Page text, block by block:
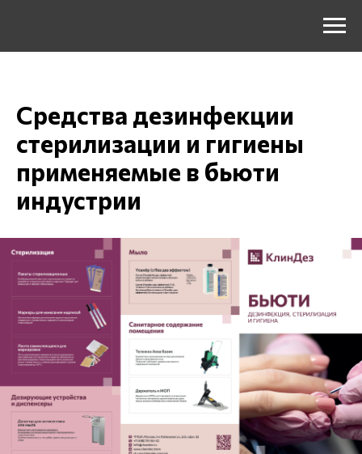
Средства дезинфекции
стерилизации и гигиены
применяемые в бьюти
индустрии